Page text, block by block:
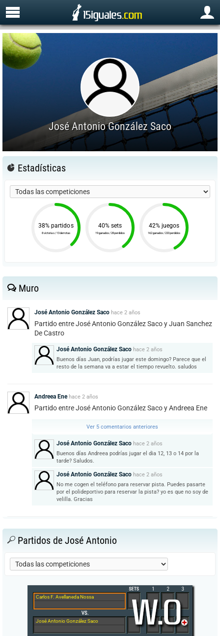
José Antonio González Saco
Estadísticas
38% partidos
8 victorias / 13 derrotas
40% sets
19 ganados / 28 perdidos
42% juegos
162 ganados / 220 perdidos
Muro
José Antonio González Saco hace 2 años
Partido entre José Antonio González Saco y Juan Sanchez
De Castro
José Antonio González Saco hace 2 años
Buenos días Juan, podrías jugar este domingo? Parece que el
resto de la semana va a estar el tiempo revuelto. saludos
Andreea Ene hace 2 años
Partido entre José Antonio González Saco y Andreea Ene
Ver 5 comentarios anteriores
José Antonio González Saco hace 2 años
Buenos días Andreea podrías jugar el dia 12, 13 o 14 por la
tarde? Saludos.
José Antonio González Saco hace 2 años
No me cogen el teléfono para reservar pista. Puedes pasarte
por el polideportivo para reservar la pista? yo es que no soy de
velilla. Gracias
Partidos de José Antonio
Carlos F. Avellaneda Nossa
José Antonio González Saco